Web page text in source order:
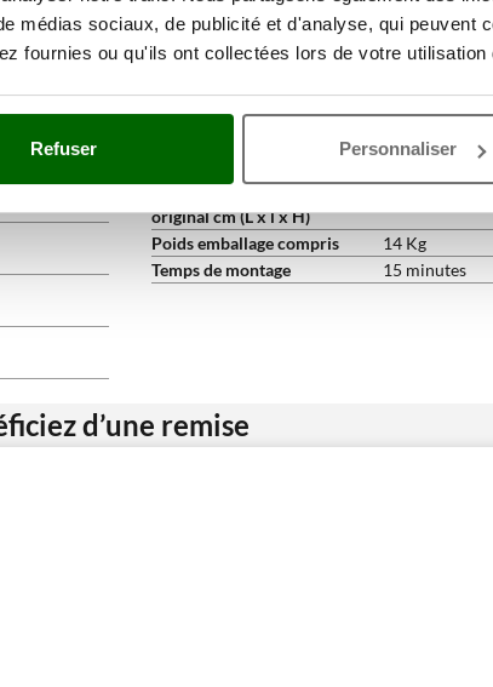
médias sociaux, de publicité et d'analyse, qui peuvent
fournies ou qu'ils ont collectées lors de votre
Refuser Personnaliser
Bidon de préparation pour
mélange
Non
Dimensions et logistique
7.8 Kg
Carton
Dimensions emballage(s)
original cm (L x l x H)
32x30x190 cm
Poids emballage compris
14 Kg
Temps de montage
15 minutes
d’une remise